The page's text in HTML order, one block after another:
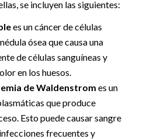
se incluyen las siguientes:
es un cáncer de células
ósea que causa una
de células sanguíneas y
en los huesos.
de Waldenstrom es un
que produce
Esto puede causar sangre
frecuentes y